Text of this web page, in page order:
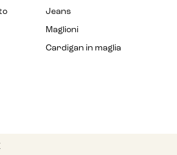
Jeans
Maglioni
Cardigan in maglia